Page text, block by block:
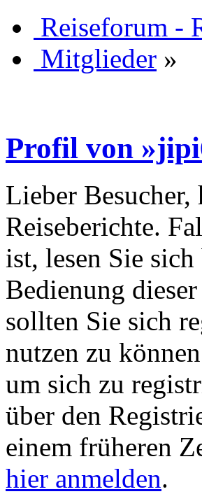
Reiseforum -
Mitglieder »
Profil von
Lieber
Reiseberichte.
ist, lesen Sie
Bedienung
sollten Sie sich
nutzen zu
um sich zu
über den
einem früheren
hier anmelden.